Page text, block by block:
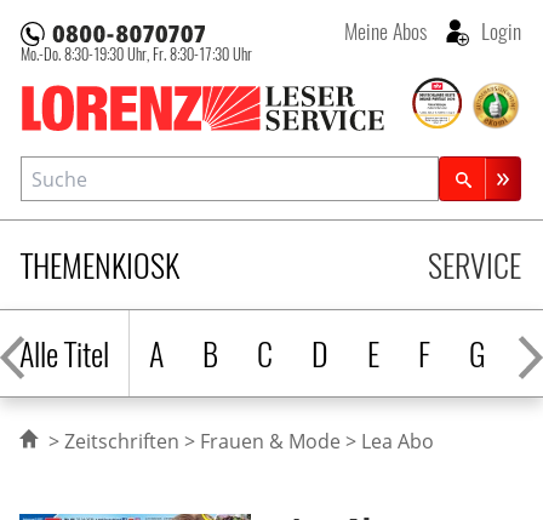
Lorenz Leserservice
Mo.-Do. 8:30-19:30 Uhr, Fr. 8:30-17:30 Uhr
Meine Abos Login
THEMENKIOSK
Alle Titel
A B C D E F G H
SERVICE
Suche
Zeitschriftensuche
Zeitschriften Frauen & Mode Lea Abo